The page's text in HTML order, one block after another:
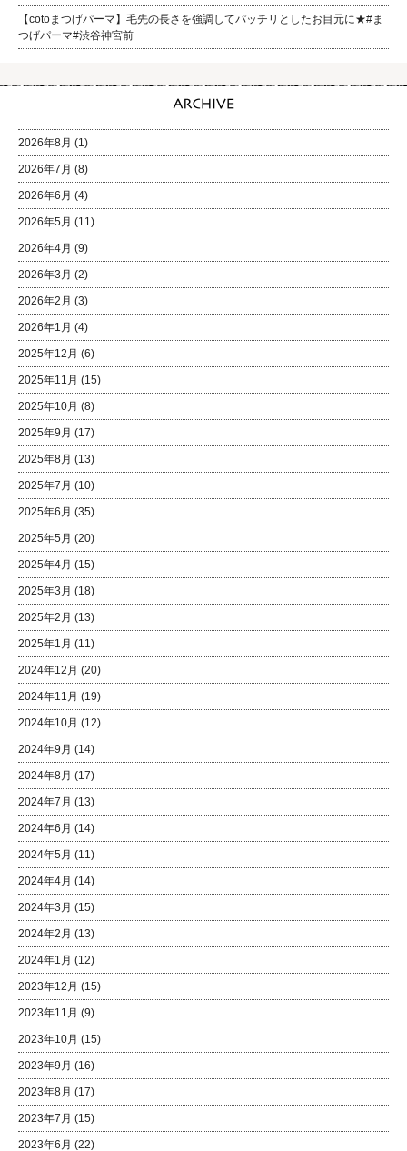
【cotoまつげパーマ】毛先の長さを強調してパッチリとしたお目元に★#ま
つげパーマ#渋谷神宮前
2026年8月 (1)
2026年7月 (8)
2026年6月 (4)
2026年5月 (11)
2026年4月 (9)
2026年3月 (2)
2026年2月 (3)
2026年1月 (4)
2025年12月 (6)
2025年11月 (15)
2025年10月 (8)
2025年9月 (17)
2025年8月 (13)
2025年7月 (10)
2025年6月 (35)
2025年5月 (20)
2025年4月 (15)
2025年3月 (18)
2025年2月 (13)
2025年1月 (11)
2024年12月 (20)
2024年11月 (19)
2024年10月 (12)
2024年9月 (14)
2024年8月 (17)
2024年7月 (13)
2024年6月 (14)
2024年5月 (11)
2024年4月 (14)
2024年3月 (15)
2024年2月 (13)
2024年1月 (12)
2023年12月 (15)
2023年11月 (9)
2023年10月 (15)
2023年9月 (16)
2023年8月 (17)
2023年7月 (15)
2023年6月 (22)